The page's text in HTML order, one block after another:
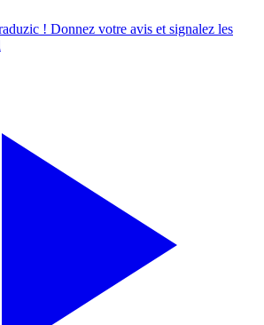
! Donnez votre avis et signalez les